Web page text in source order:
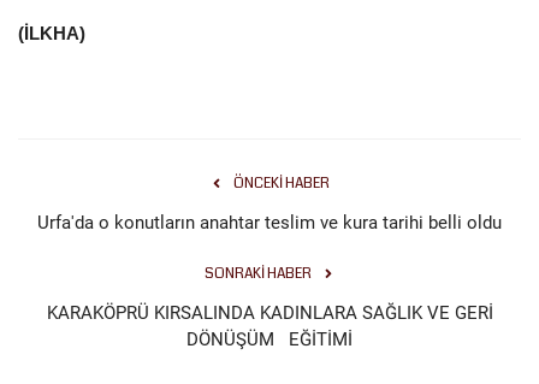
Ekonomi
Yaşam
(İLKHA)
ÖNCEKI HABER
Urfa'da o konutların anahtar teslim ve kura tarihi belli oldu
SONRAKI HABER
KARAKÖPRÜ KIRSALINDA KADINLARA SAĞLIK VE GERİ
DÖNÜŞÜM EĞİTİMİ